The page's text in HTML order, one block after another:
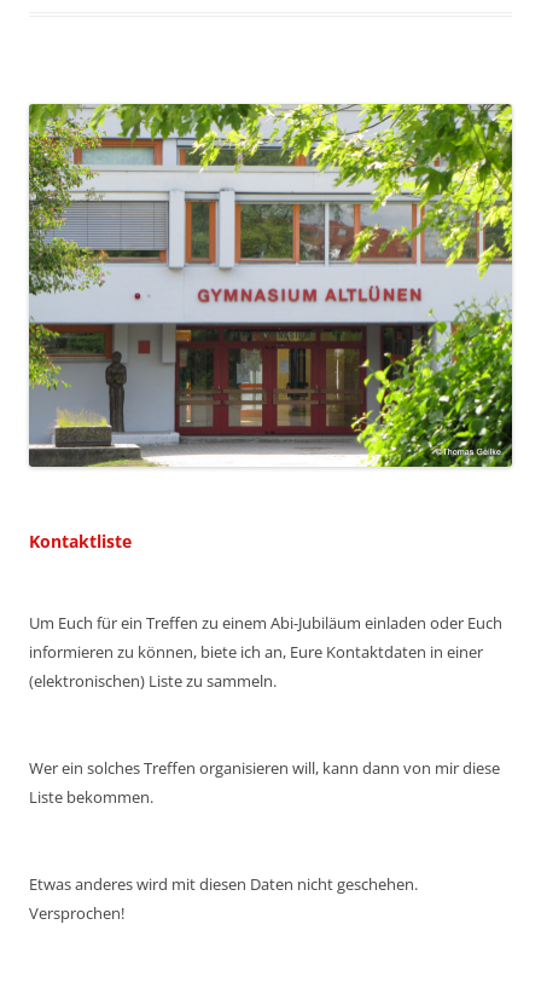
Kontaktliste
Um Euch für ein Treffen zu einem Abi-Jubiläum einladen oder Euch
informieren zu können, biete ich an, Eure Kontaktdaten in einer
(elektronischen) Liste zu sammeln.
Wer ein solches Treffen organisieren will, kann dann von mir diese
Liste bekommen.
Etwas anderes wird mit diesen Daten nicht geschehen.
Versprochen!